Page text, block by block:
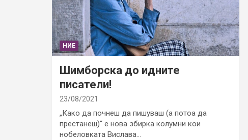
НИЕ
Шимборска до идните
писатели!
23/08/2021
„Како да почнеш да пишуваш (а потоа да
престанеш)“ е нова збирка колумни кои
нобеловката Вислава…